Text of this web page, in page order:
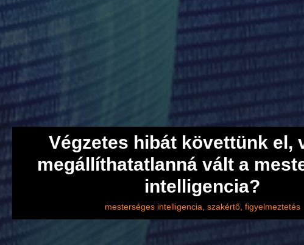
Végzetes hibát követtünk el,
megállíthatatlanná vált a
intelligencia?
mesterséges intelligencia szakértő figyelmeztetés